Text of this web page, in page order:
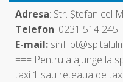
Adresa: Str. Ştefan cel
Telefon: 0231 514 245
E-mail:
=== Pentru a ajunge la
taxi 1 sau reteaua de